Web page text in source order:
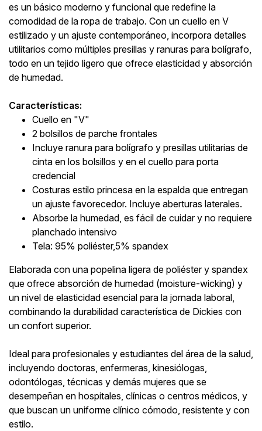
es un básico moderno y funcional que redefine la
comodidad de la ropa de trabajo. Con un cuello en V
estilizado y un ajuste contemporáneo, incorpora detalles
utilitarios como múltiples presillas y ranuras para bolígrafo,
todo en un tejido ligero que ofrece elasticidad y absorción
de humedad.
Características:
Cuello en "V"
2 bolsillos de parche frontales
Incluye ranura para bolígrafo y presillas utilitarias de
cinta en los bolsillos y en el cuello para porta
credencial
Costuras estilo princesa en la espalda que entregan
un ajuste favorecedor. Incluye aberturas laterales.
Absorbe la humedad, es fácil de cuidar y no requiere
planchado intensivo
Tela: 95% poliéster,5% spandex
Elaborada con una popelina ligera de poliéster y spandex
que ofrece absorción de humedad (moisture-wicking) y
un nivel de elasticidad esencial para la jornada laboral,
combinando la durabilidad característica de Dickies con
un confort superior.
Ideal para profesionales y estudiantes del área de la salud,
incluyendo doctoras, enfermeras, kinesiólogas,
odontólogas, técnicas y demás mujeres que se
desempeñan en hospitales, clínicas o centros médicos, y
que buscan un uniforme clínico cómodo, resistente y con
estilo.